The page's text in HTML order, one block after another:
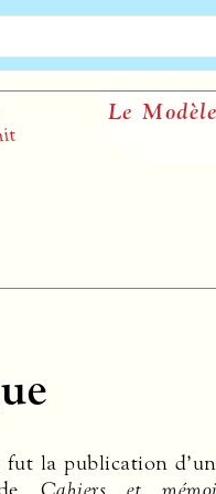
et l’Invention
fut la publication